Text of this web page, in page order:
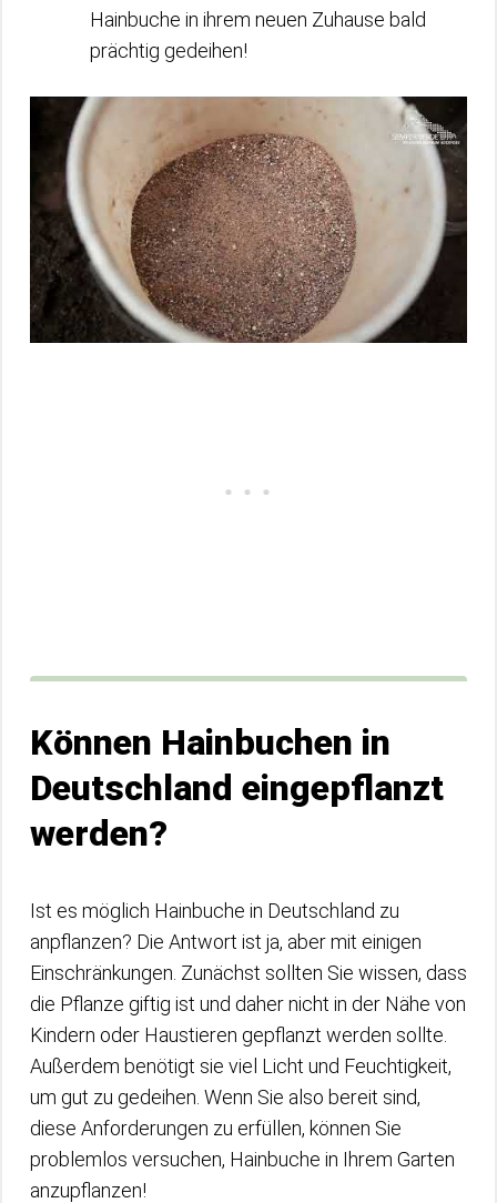
Hainbuche in ihrem neuen Zuhause bald
prächtig gedeihen!
Können Hainbuchen in
Deutschland eingepflanzt
werden?
Ist es möglich Hainbuche in Deutschland zu
anpflanzen? Die Antwort ist ja, aber mit einigen
Einschränkungen. Zunächst sollten Sie wissen, dass
die Pflanze giftig ist und daher nicht in der Nähe von
Kindern oder Haustieren gepflanzt werden sollte.
Außerdem benötigt sie viel Licht und Feuchtigkeit,
um gut zu gedeihen. Wenn Sie also bereit sind,
diese Anforderungen zu erfüllen, können Sie
problemlos versuchen, Hainbuche in Ihrem Garten
anzupflanzen!